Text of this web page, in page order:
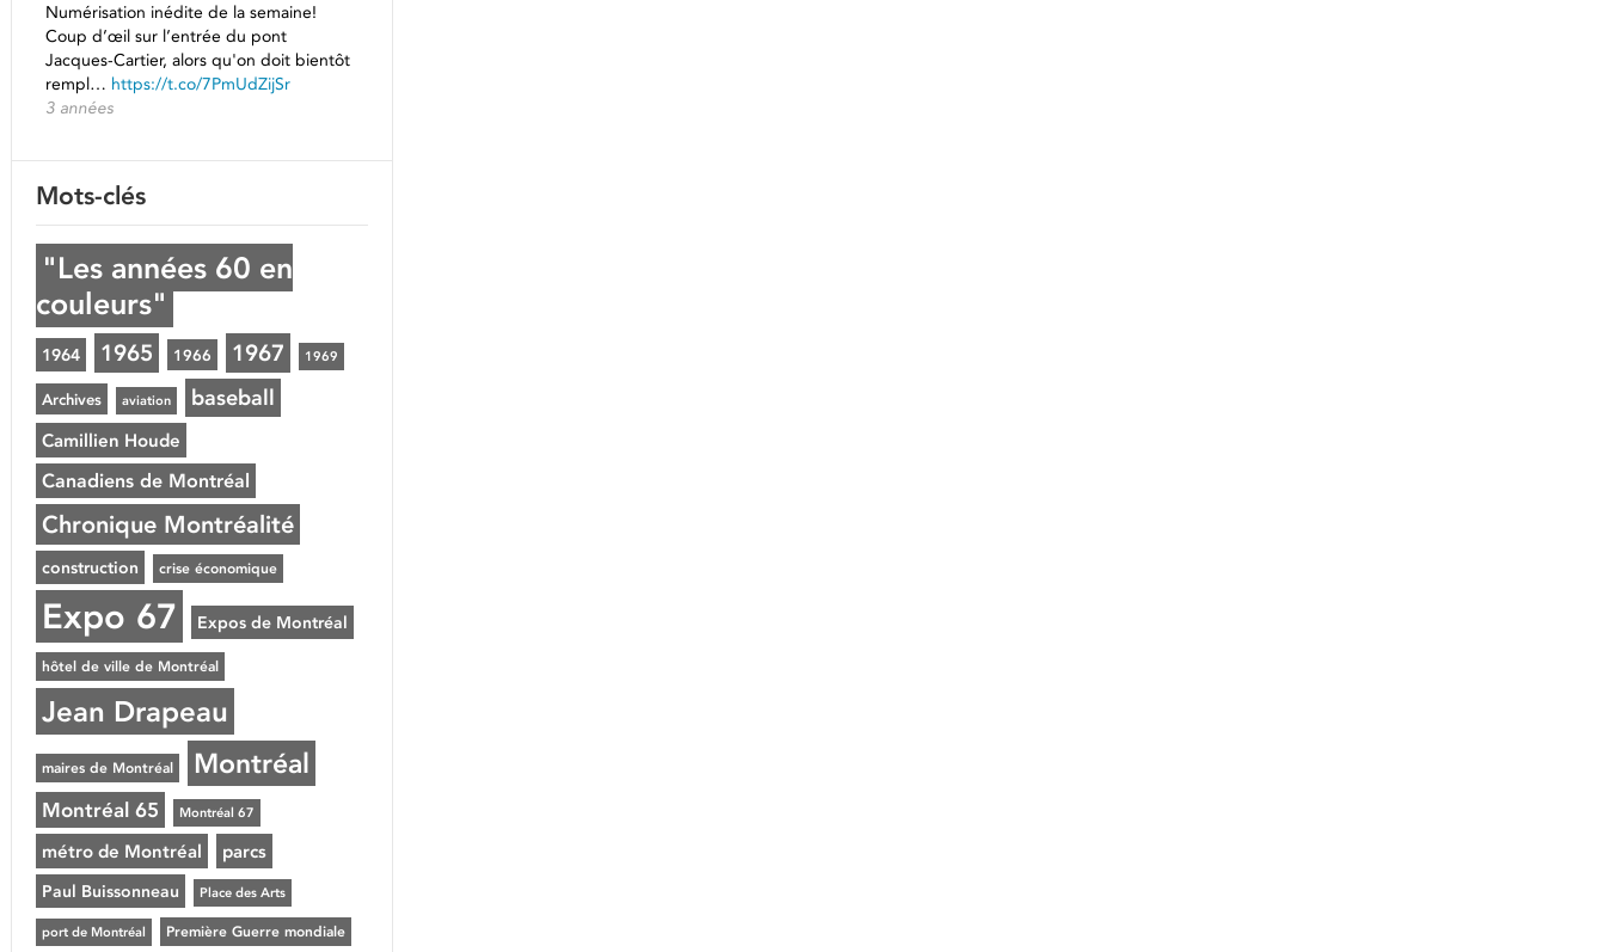
Numérisation inédite de la semaine!
Coup d’œil sur l’entrée du pont
Jacques-Cartier, alors qu'on doit bientôt
rempl… https://t.co/7PmUdZijSr
3 années
Mots-clés
"Les années 60 en
couleurs"
1964 1965 1966 1967 1969
Archives aviation baseball
Camillien Houde
Canadiens de Montréal
Chronique Montréalité
construction crise économique
Expo 67 Expos de Montréal
hôtel de ville de Montréal
Jean Drapeau
maires de Montréal Montréal
Montréal 65 Montréal 67
métro de Montréal parcs
Paul Buissonneau Place des Arts
port de Montréal Première Guerre mondiale